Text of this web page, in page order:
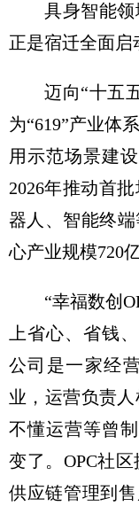
具身智能领
正是宿迁全面启
迈向“十五
为“619”产业体
用示范场景建
2026年推动首
器人、智能终
心产业规模720亿
“幸福数创
上省心、省钱
公司是一家经
业，运营负责人
不懂运营等曾
变了。OPC社
供应链管理到